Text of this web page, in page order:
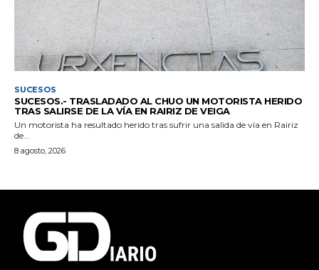
SUCESOS
SUCESOS.- TRASLADADO AL CHUO UN MOTORISTA HERIDO
TRAS SALIRSE DE LA VÍA EN RAIRIZ DE VEIGA
Un motorista ha resultado herido tras sufrir una salida de vía en Rairiz
de...
8 agosto, 2026